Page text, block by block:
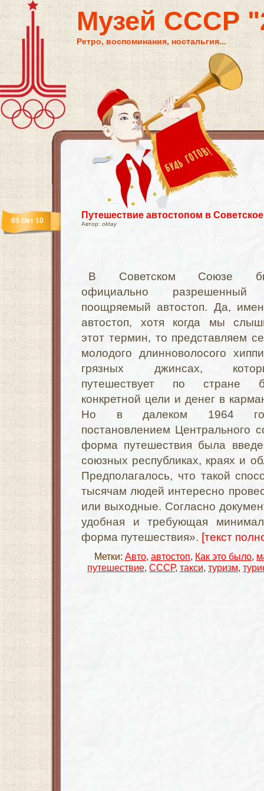
Музей СССР
Ретро, воспоминания, ностальгия...
Путешествие автостопом в
Автор: oktay
05 Окт 10
В Советском Союзе
официально
поощряемый автостоп. Да,
автостоп, хотя когда мы
этот термин, то представляем
молодого длинноволосого
грязных джинсах,
путешествует по стране
конкретной цели и денег в
Но в далеком 1964
постановлением Центрального
форма путешествия была
союзных республиках, краях и
Предполагалось, что такой
тысячам людей интересно
или выходные. Согласно
удобная и требующая
форма путешествия». [текст
Метки: Авто, автостоп, Как это было,
путешествие, СССР, такси, туризм,